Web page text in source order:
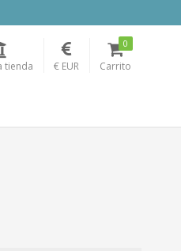
tienda € EUR Carrito
0